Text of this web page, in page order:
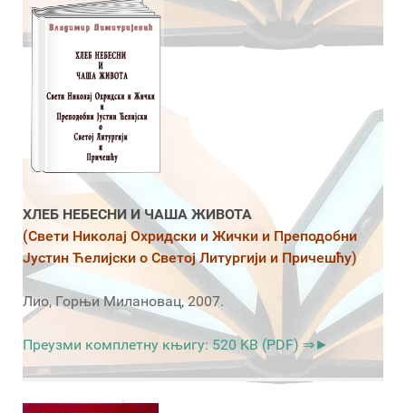
ХЛЕБ НЕБЕСНИ И ЧАША ЖИВОТА
(Свети Николај Охридски и Жички и Преподобни
Јустин Ћелијски о Светој Литургији и Причешћу)
Лио, Горњи Милановац, 2007.
Преузми комплетну књигу: 520 KB (PDF) ⇒►